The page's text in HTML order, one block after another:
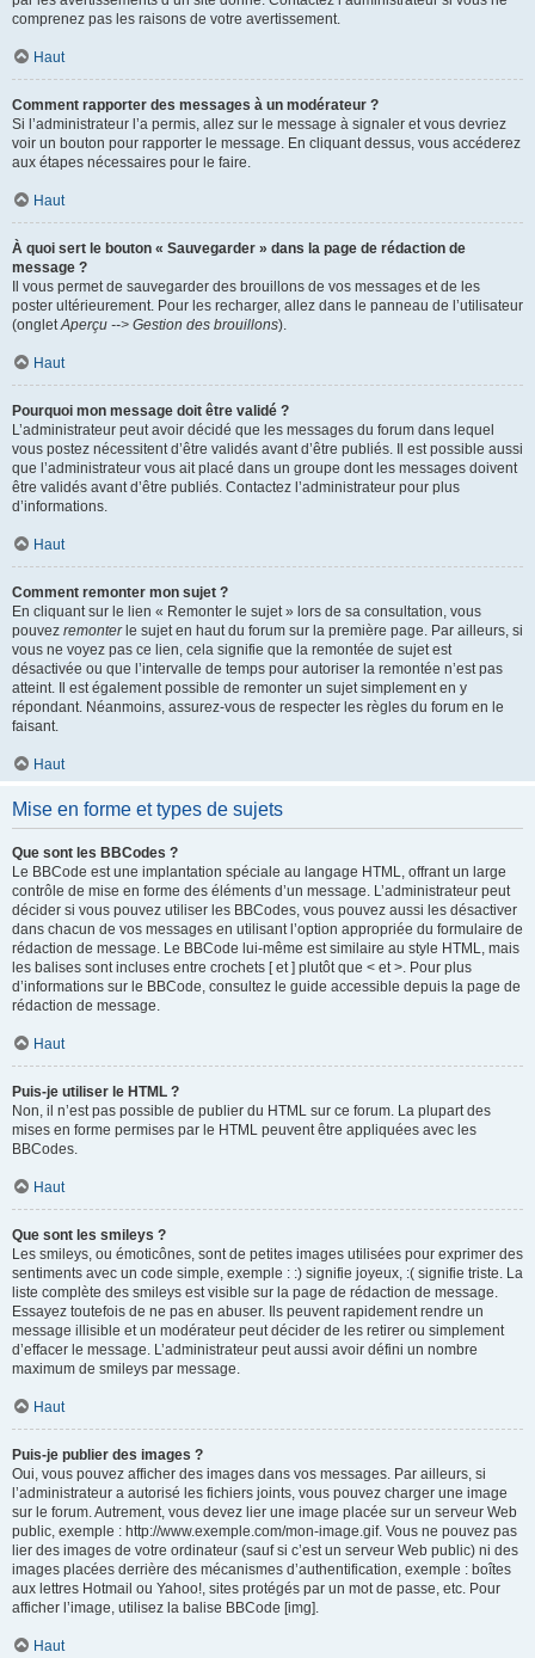
comprenez pas les raisons de votre avertissement.
Haut
Comment rapporter des messages à un modérateur ?
Si l’administrateur l’a permis, allez sur le message à signaler et vous devriez
voir un bouton pour rapporter le message. En cliquant dessus, vous accéderez
aux étapes nécessaires pour le faire.
Haut
À quoi sert le bouton « Sauvegarder » dans la page de rédaction de
message ?
Il vous permet de sauvegarder des brouillons de vos messages et de les
poster ultérieurement. Pour les recharger, allez dans le panneau de l’utilisateur
(ongletAperçu --> Gestion des brouillons).
Haut
Pourquoi mon message doit être validé ?
L’administrateur peut avoir décidé que les messages du forum dans lequel
vous postez nécessitent d’être validés avant d’être publiés. Il est possible aussi
que l’administrateur vous ait placé dans un groupe dont les messages doivent
être validés avant d’être publiés. Contactez l’administrateur pour plus
d’informations.
Haut
Comment remonter mon sujet ?
En cliquant sur le lien « Remonter le sujet » lors de sa consultation, vous
pouvez remonterle sujet en haut du forum sur la première page. Par ailleurs, si
vous ne voyez pas ce lien, cela signifie que la remontée de sujet est
désactivée ou que l’intervalle de temps pour autoriser la remontée n’est pas
atteint. Il est également possible de remonter un sujet simplement en y
répondant. Néanmoins, assurez-vous de respecter les règles du forum en le
faisant.
Haut
Mise en forme et types de sujets
Que sont les BBCodes ?
Le BBCode est une implantation spéciale au langage HTML, offrant un large
contrôle de mise en forme des éléments d’un message. L’administrateur peut
décider si vous pouvez utiliser les BBCodes, vous pouvez aussi les désactiver
dans chacun de vos messages en utilisant l’option appropriée du formulaire de
rédaction de message. Le BBCode lui-même est similaire au style HTML, mais
les balises sont incluses entre crochets [ et ] plutôt que < et >. Pour plus
d’informations sur le BBCode, consultez le guide accessible depuis la page de
rédaction de message.
Haut
Puis-je utiliser le HTML ?
Non, il n’est pas possible de publier du HTML sur ce forum. La plupart des
mises en forme permises par le HTML peuvent être appliquées avec les
BBCodes.
Haut
Que sont les smileys ?
Les smileys, ou émoticônes, sont de petites images utilisées pour exprimer des
sentiments avec un code simple, exemple : :) signifie joyeux, :( signifie triste. La
liste complète des smileys est visible sur la page de rédaction de message.
Essayez toutefois de ne pas en abuser. Ils peuvent rapidement rendre un
message illisible et un modérateur peut décider de les retirer ou simplement
d’effacer le message. L’administrateur peut aussi avoir défini un nombre
maximum de smileys par message.
Haut
Puis-je publier des images ?
Oui, vous pouvez afficher des images dans vos messages. Par ailleurs, si
l’administrateur a autorisé les fichiers joints, vous pouvez charger une image
sur le forum. Autrement, vous devez lier une image placée sur un serveur Web
public, exemple : http://www.exemple.com/mon-image.gif. Vous ne pouvez pas
lier des images de votre ordinateur (sauf si c’est un serveur Web public) ni des
images placées derrière des mécanismes d’authentification, exemple : boîtes
aux lettres Hotmail ou Yahoo!, sites protégés par un mot de passe, etc. Pour
afficher l’image, utilisez la balise BBCode [img].
Haut